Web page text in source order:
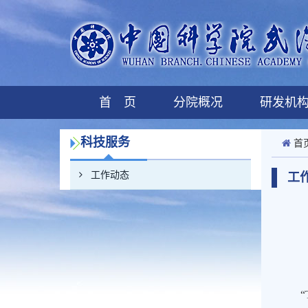
首 页 分院概况 研发机
科技服务
工作动态
首
工